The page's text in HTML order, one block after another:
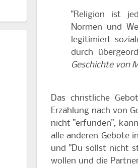
"Religion ist
Normen und
legitimiert
durch
Geschichte von
Das christliche
Erzählung nach von
nicht "erfunden",
alle anderen Gebote
und "Du sollst nicht
wollen und die